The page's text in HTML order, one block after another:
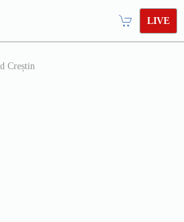
LIVE
Creștin